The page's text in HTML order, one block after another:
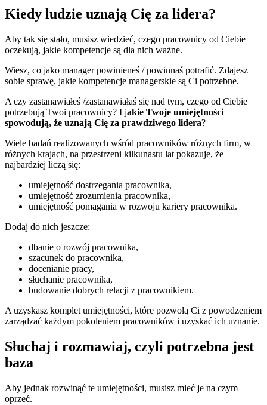
Kiedy ludzie uznają Cię za lidera?
Aby tak się stało, musisz wiedzieć, czego pracownicy od Ciebie
oczekują, jakie kompetencje są dla nich ważne.
Wiesz, co jako manager powinieneś / powinnaś potrafić. Zdajesz
sobie sprawę, jakie kompetencje managerskie są Ci potrzebne.
A czy zastanawiałeś /zastanawiałaś się nad tym, czego od Ciebie
potrzebują Twoi pracownicy? I jakie Twoje umiejętności
spowodują, że uznają Cię za prawdziwego lidera?
Wiele badań realizowanych wśród pracowników różnych firm, w
różnych krajach, na przestrzeni kilkunastu lat pokazuje, że
najbardziej liczą się:
umiejętność dostrzegania pracownika,
umiejętność zrozumienia pracownika,
umiejętność pomagania w rozwoju kariery pracownika.
Dodaj do nich jeszcze:
dbanie o rozwój pracownika,
szacunek do pracownika,
docenianie pracy,
słuchanie pracownika,
budowanie dobrych relacji z pracownikiem.
A uzyskasz komplet umiejętności, które pozwolą Ci z powodzeniem
zarządzać każdym pokoleniem pracowników i uzyskać ich uznanie.
Słuchaj i rozmawiaj, czyli potrzebna jest
baza
Aby jednak rozwinąć te umiejętności, musisz mieć je na czym
oprzeć.